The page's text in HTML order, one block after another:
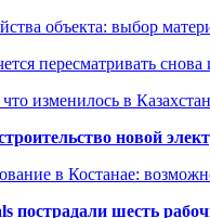
объекта: выбор
пересматривать снова
изменилось в
новой
в Костанае:
пострадали шесть